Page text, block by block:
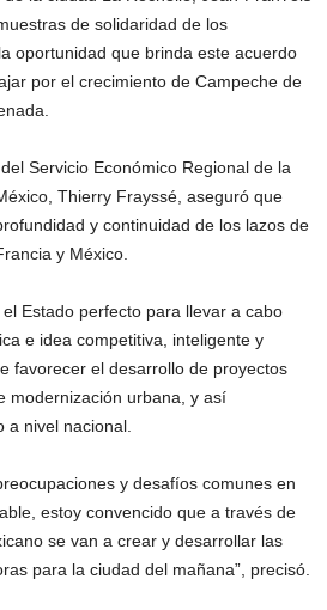
de solidaridad de los
oportunidad que brinda este acuerdo
por el crecimiento de Campeche de
Servicio Económico Regional de la
Thierry Frayssé, aseguró que
y continuidad de los lazos de
y México.
Estado perfecto para llevar a cabo
e idea competitiva, inteligente y
favorecer el desarrollo de proyectos
modernización urbana, y así
a nivel nacional.
y desafíos comunes en
estoy convencido que a través de
se van a crear y desarrollar las
para la ciudad del mañana”, precisó.